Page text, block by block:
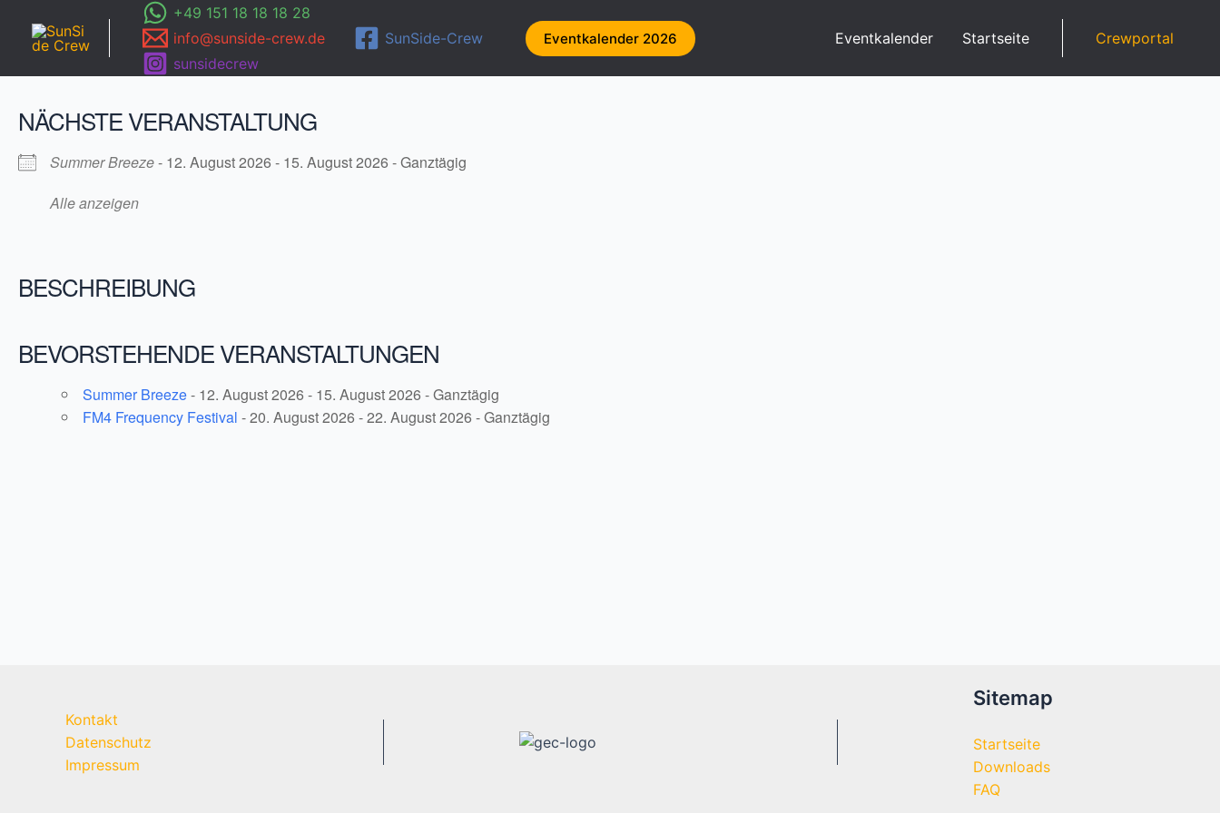
Inhalt
springen
+49 151 18 18 18 28
info@sunside-crew.de
SunSide-Crew
sunsidecrew
Eventkalender 2026 Eventkalender Startseite Crewportal
NÄCHSTE VERANSTALTUNG
Summer Breeze- 12. August 2026 - 15. August 2026 - Ganztägig
Alle anzeigen
BESCHREIBUNG
BEVORSTEHENDE VERANSTALTUNGEN
Summer Breeze- 12. August 2026 - 15. August 2026 - Ganztägig
FM4 Frequency Festival - 20. August 2026 - 22. August 2026 - Ganztägig
Kontakt
Datenschutz
Impressum
Sitemap
Startseite
Downloads
FAQ